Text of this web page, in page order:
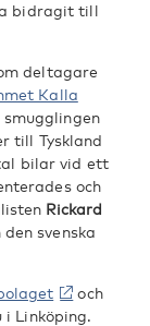
bidragit till
deltagare
Kalla
till Tyskland
bilar vid ett
och
Rickard
svenska
och
i Linköping.